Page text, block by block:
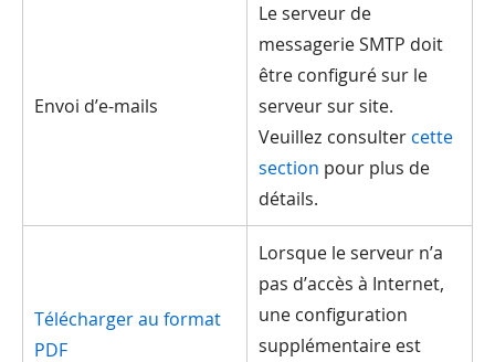
Envoi d’e-mails
Le serveur de
messagerie SMTP doit
être configuré sur le
serveur sur site.
Veuillez consulter cette
section pour plus de
détails.
Télécharger au format
PDF
Lorsque le serveur n’a
pas d’accès à Internet,
une configuration
supplémentaire est